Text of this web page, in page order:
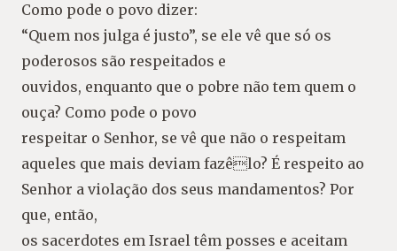
Como pode o povo dizer:
“Quem nos julga é justo”, se ele vê que só os
poderosos são respeitados e
ouvidos, enquanto que o pobre não tem quem o
ouça? Como pode o povo
respeitar o Senhor, se vê que não o respeitam
aqueles que mais deviam fazêlo? É respeito ao
Senhor a violação dos seus mandamentos? Por
que, então,
os sacerdotes em Israel têm posses e aceitam